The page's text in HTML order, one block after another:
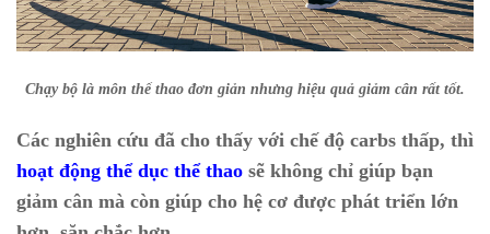
Chạy bộ là môn thể thao đơn giản nhưng hiệu quả giảm cân rất tốt.
Các nghiên cứu đã cho thấy với chế độ carbs thấp, thì
hoạt động thể dục thể thao sẽ không chỉ giúp bạn
giảm cân mà còn giúp cho hệ cơ được phát triển lớn